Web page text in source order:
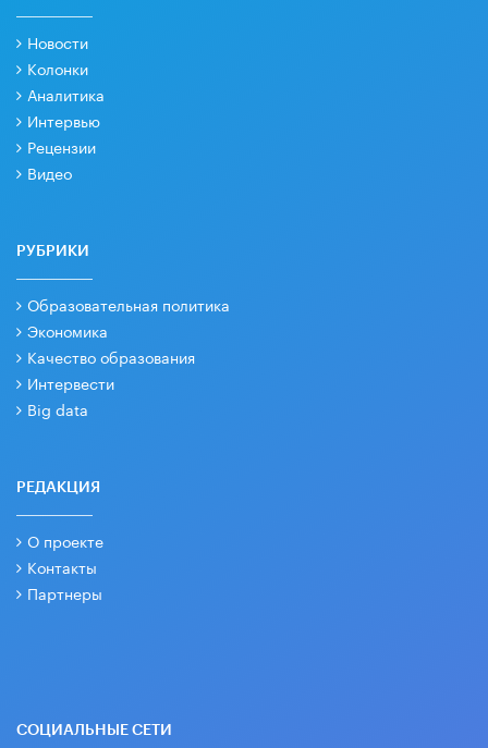
Новости
Колонки
Аналитика
Интервью
Рецензии
Видео
РУБРИКИ
Образовательная политика
Экономика
Качество образования
Интервести
Big data
РЕДАКЦИЯ
О проекте
Контакты
Партнеры
СОЦИАЛЬНЫЕ СЕТИ